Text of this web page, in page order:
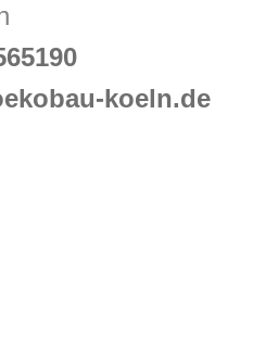
koeln.de